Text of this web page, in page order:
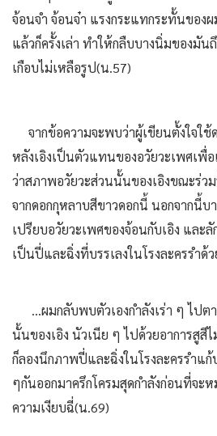
จ้อนจำ จ้อนจ๋า แรงกระแทกระทั้นของผ
แล้วก็ครั้งเล่า ทำให้กลืบบางนิ่มของมั
เกือบไม่เหลือรูป(น.57)
จากข้อความจะพบว่าผู้เขียนตั้งใจใ
หลังเอิงเป็นตัวแทนของอวัยวะเพศเพื่
ว่าสภาพอวัยวะส่วนนั้นของเอิงขณะร่ว
จากดอกกุหลาบสีขาวดอกนี้ นอกจากนี้บ
เปรียบอวัยวะเพศของจ้อนกับเอิง และ
เป็นปี่และฉิ่งที่บรรเลงในโรงละครรำด้ว
...ผมกลับพบตัวเองกำลังเร่า ๆ ไป
นั้นของเอิง นัวเนีย ๆ ไปด้วยอาการสู
ก็ลองนึกภาพปี่และฉิ่งในโรงละครรำแ
ๆกันออกมาครึกโครมสุดกำลังก่อนที่จะ
ความเงียบฉี่(น.69)